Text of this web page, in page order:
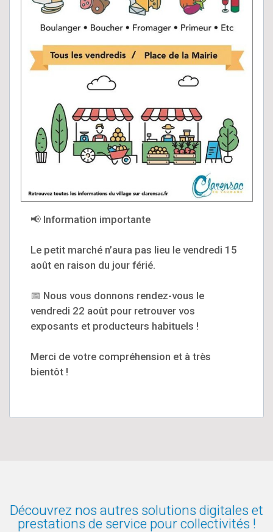
📢 Information importante
Le petit marché n’aura pas lieu le vendredi 15
août en raison du jour férié.
📅 Nous vous donnons rendez-vous le
vendredi 22 août pour retrouver vos
exposants et producteurs habituels !
Merci de votre compréhension et à très
bientôt !
Découvrez nos autres solutions digitales et
prestations de service pour collectivités !